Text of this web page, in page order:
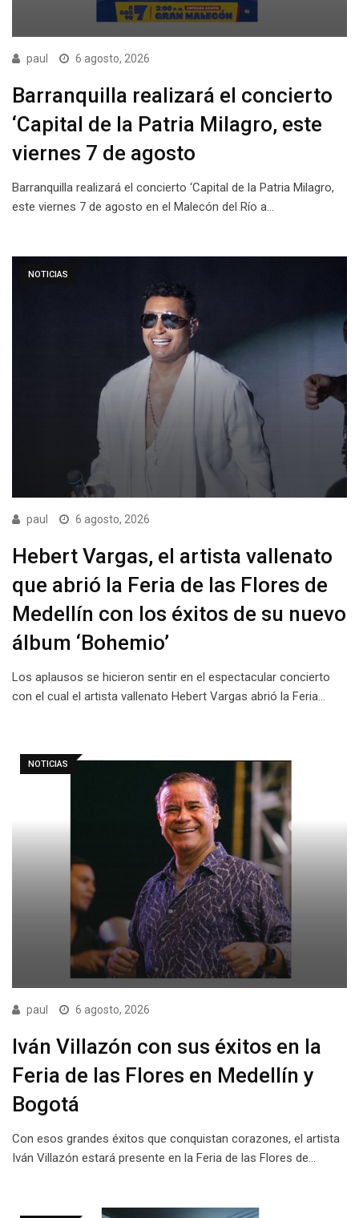
paul 6 agosto, 2026
Barranquilla realizará el concierto
‘Capital de la Patria Milagro, este
viernes 7 de agosto
Barranquilla realizará el concierto ‘Capital de la Patria Milagro,
este viernes 7 de agosto en el Malecón del Río a…
NOTICIAS
paul 6 agosto, 2026
Hebert Vargas, el artista vallenato
que abrió la Feria de las Flores de
Medellín con los éxitos de su nuevo
álbum ‘Bohemio’
Los aplausos se hicieron sentir en el espectacular concierto
con el cual el artista vallenato Hebert Vargas abrió la Feria…
NOTICIAS
paul 6 agosto, 2026
Iván Villazón con sus éxitos en la
Feria de las Flores en Medellín y
Bogotá
Con esos grandes éxitos que conquistan corazones, el artista
Iván Villazón estará presente en la Feria de las Flores de…